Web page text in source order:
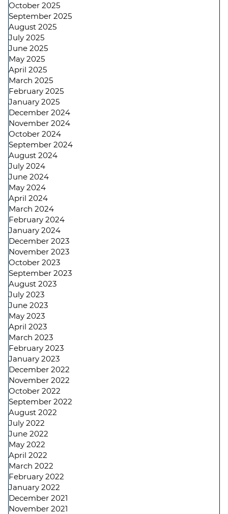
October 2025
September 2025
August 2025
July 2025
June 2025
May 2025
April 2025
March 2025
February 2025
January 2025
December 2024
November 2024
October 2024
September 2024
August 2024
July 2024
June 2024
May 2024
April 2024
March 2024
February 2024
January 2024
December 2023
November 2023
October 2023
September 2023
August 2023
July 2023
June 2023
May 2023
April 2023
March 2023
February 2023
January 2023
December 2022
November 2022
October 2022
September 2022
August 2022
July 2022
June 2022
May 2022
April 2022
March 2022
February 2022
January 2022
December 2021
November 2021